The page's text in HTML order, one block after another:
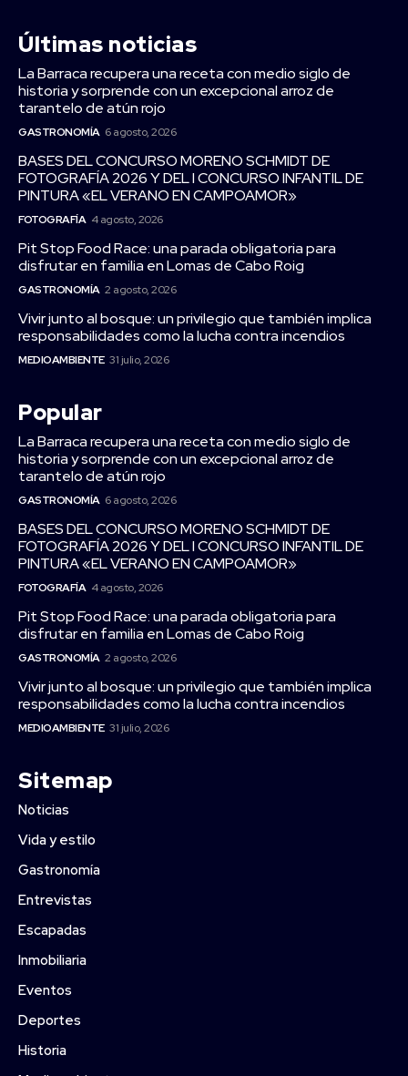
Últimas noticias
La Barraca recupera una receta con medio siglo de
historia y sorprende con un excepcional arroz de
tarantelo de atún rojo
GASTRONOMÍA 6 agosto, 2026
BASES DEL CONCURSO MORENO SCHMIDT DE
FOTOGRAFÍA 2026 Y DEL I CONCURSO INFANTIL DE
PINTURA «EL VERANO EN CAMPOAMOR»
FOTOGRAFÍA 4 agosto, 2026
Pit Stop Food Race: una parada obligatoria para
disfrutar en familia en Lomas de Cabo Roig
GASTRONOMÍA 2 agosto, 2026
Vivir junto al bosque: un privilegio que también implica
responsabilidades como la lucha contra incendios
MEDIOAMBIENTE 31 julio, 2026
Popular
La Barraca recupera una receta con medio siglo de
historia y sorprende con un excepcional arroz de
tarantelo de atún rojo
GASTRONOMÍA 6 agosto, 2026
BASES DEL CONCURSO MORENO SCHMIDT DE
FOTOGRAFÍA 2026 Y DEL I CONCURSO INFANTIL DE
PINTURA «EL VERANO EN CAMPOAMOR»
FOTOGRAFÍA 4 agosto, 2026
Pit Stop Food Race: una parada obligatoria para
disfrutar en familia en Lomas de Cabo Roig
GASTRONOMÍA 2 agosto, 2026
Vivir junto al bosque: un privilegio que también implica
responsabilidades como la lucha contra incendios
MEDIOAMBIENTE 31 julio, 2026
Sitemap
Noticias
Vida y estilo
Gastronomía
Entrevistas
Escapadas
Inmobiliaria
Eventos
Deportes
Historia